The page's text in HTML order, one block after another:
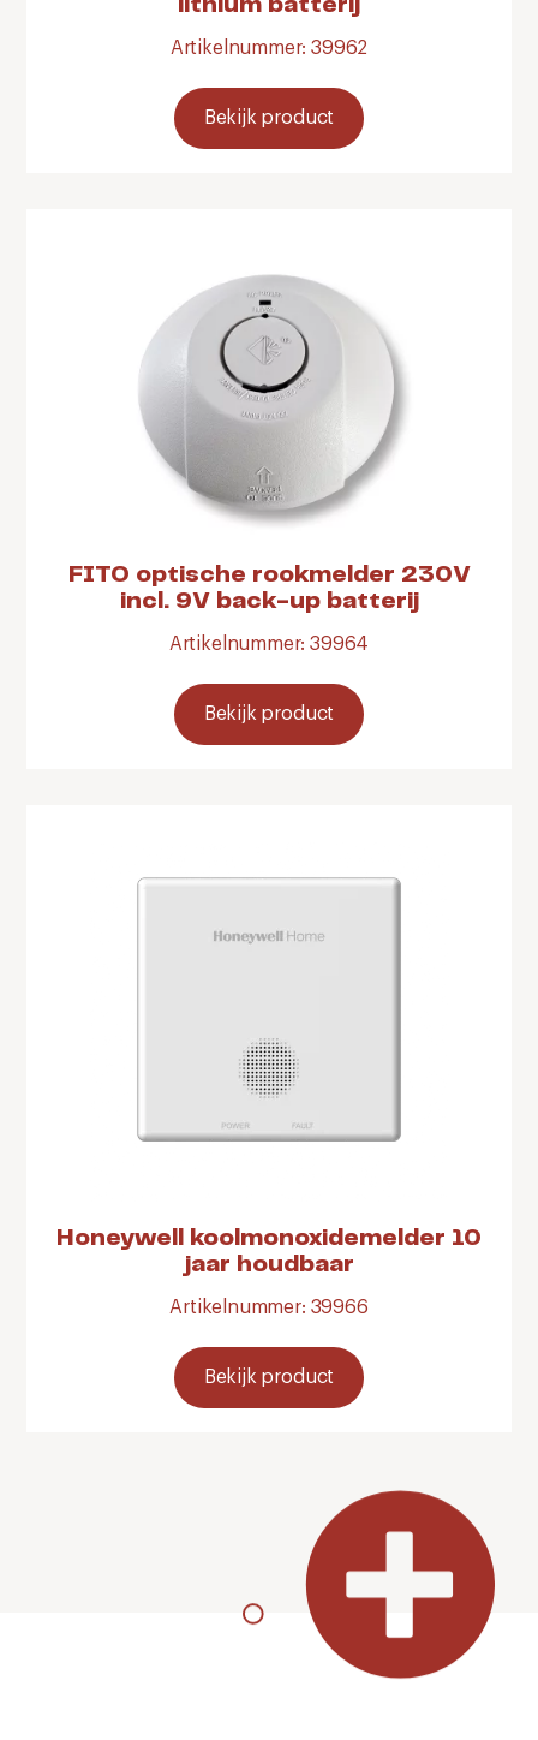
lithium batterij
Artikelnummer: 39962
Bekijk product
FITO optische rookmelder 230V
incl. 9V back-up batterij
Artikelnummer: 39964
Bekijk product
Honeywell koolmonoxidemelder 10
jaar houdbaar
Artikelnummer: 39966
Bekijk product